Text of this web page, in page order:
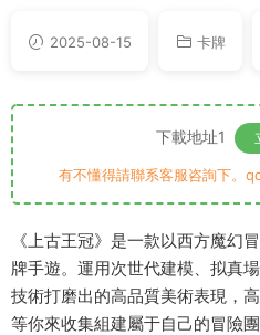
2025-08-15 卡牌
下載地址1
有不懂得請聯系客服咨詢下。
《上古王冠》是一款以西方魔幻
牌手遊。運用次世代建模、拟真
技術打磨出的高品質美術表現，
等你來收集組建屬于自己的冒險